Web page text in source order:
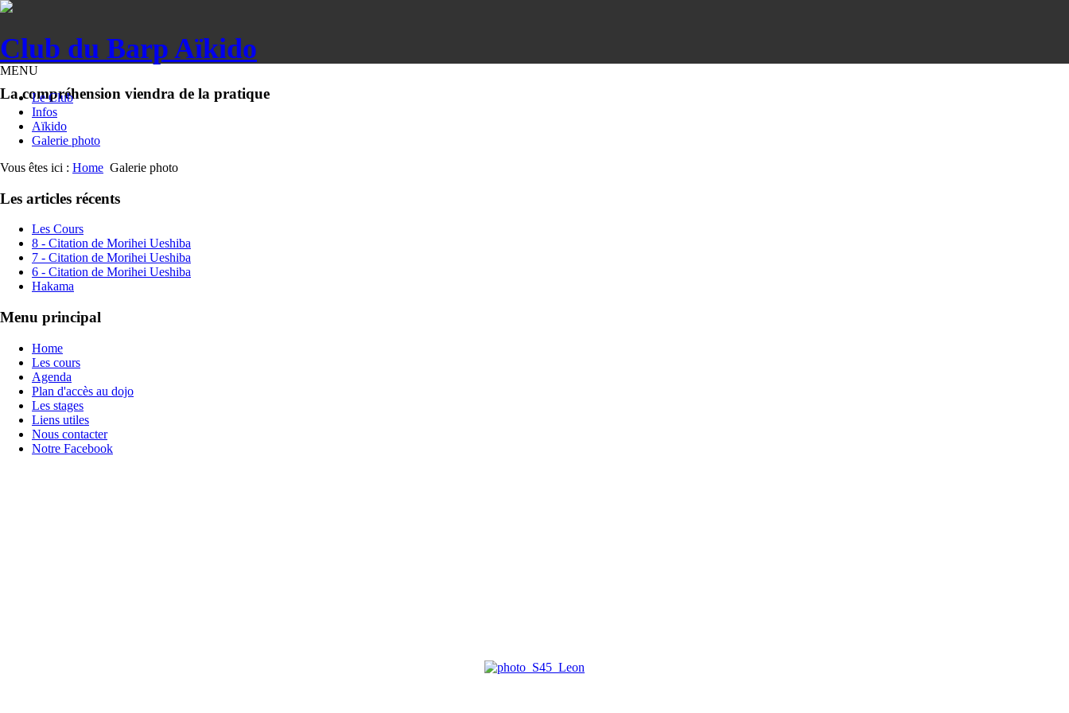
Club du Barp Aïkido
La compréhension viendra de la pratique
MENU
Le Club
Infos
Aïkido
Galerie photo
Vous êtes ici : Home Galerie photo
Les articles récents
Les Cours
8 - Citation de Morihei Ueshiba
7 - Citation de Morihei Ueshiba
6 - Citation de Morihei Ueshiba
Hakama
Menu principal
Home
Les cours
Agenda
Plan d'accès au dojo
Les stages
Liens utiles
Nous contacter
Notre Facebook